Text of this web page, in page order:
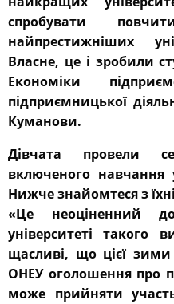
спробувати
найпрестижніших
Власне, це і зробили
Економіки
підприємницької
Куманови.
Дівчата провели
включеного
Нижче знайомтеся з
«Це неоціненний
університеті такого
щасливі, що цієї
ОНЕУ оголошення про
може прийняти